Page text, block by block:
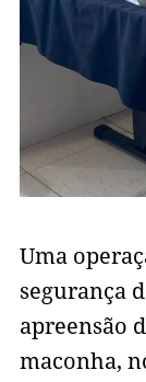
Uma
segurança
apreensão
maconha,